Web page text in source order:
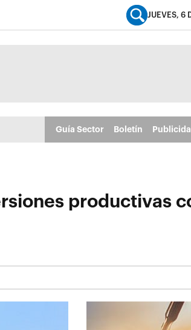
JUEVES, 6
Guía Sector Boletín
productivas